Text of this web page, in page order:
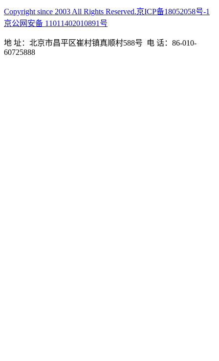
Copyright since 2003 All Rights Reserved.京ICP备18052058号-1
京公网安备 11011402010891号
地 址：北京市昌平区崔村镇真顺村588号 电 话：86-010-
60725888